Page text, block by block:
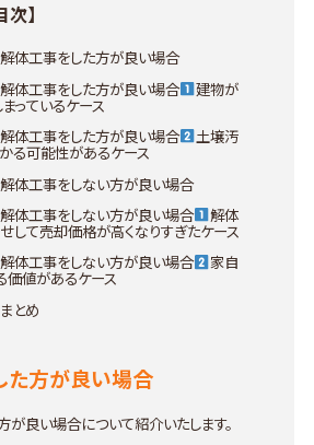
】
体工事をした方が良い場合
体工事をした方が良い場合
建物が
っているケース
体工事をした方が良い場合
土壌汚
る可能性があるケース
体工事をしない方が良い場合
体工事をしない方が良い場合
解体
して売却価格が高くなりすぎたケース
体工事をしない方が良い場合
家自
価値があるケース
とめ
た方が良い場合
が良い場合について紹介いたします。